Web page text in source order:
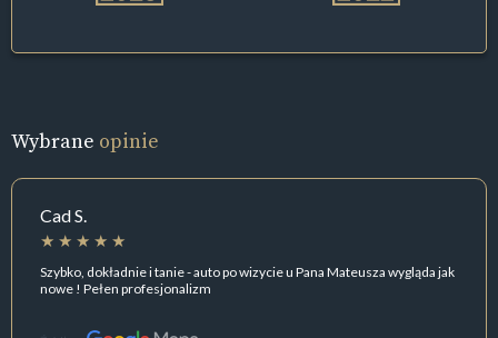
Wybrane opinie
Cad S.
Szybko, dokładnie i tanie - auto po wizycie u Pana Mateusza wygląda jak
nowe ! Pełen profesjonalizm